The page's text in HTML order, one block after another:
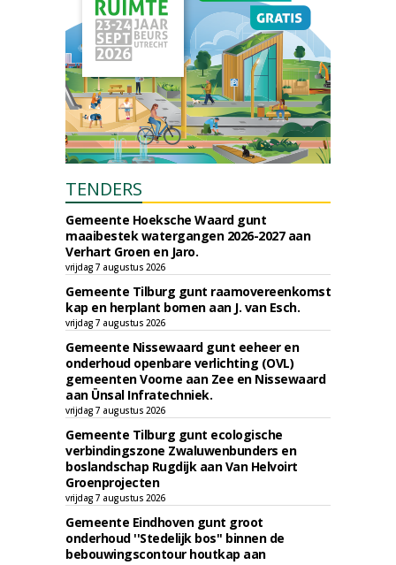
TENDERS
Gemeente Hoeksche Waard gunt
maaibestek watergangen 2026-2027 aan
Verhart Groen en Jaro.
vrijdag 7 augustus 2026
Gemeente Tilburg gunt raamovereenkomst
kap en herplant bomen aan J. van Esch.
vrijdag 7 augustus 2026
Gemeente Nissewaard gunt eeheer en
onderhoud openbare verlichting (OVL)
gemeenten Voorne aan Zee en Nissewaard
aan Ünsal Infratechniek.
vrijdag 7 augustus 2026
Gemeente Tilburg gunt ecologische
verbindingszone Zwaluwenbunders en
boslandschap Rugdijk aan Van Helvoirt
Groenprojecten
vrijdag 7 augustus 2026
Gemeente Eindhoven gunt groot
onderhoud ''Stedelijk bos'' binnen de
bebouwingscontour houtkap aan